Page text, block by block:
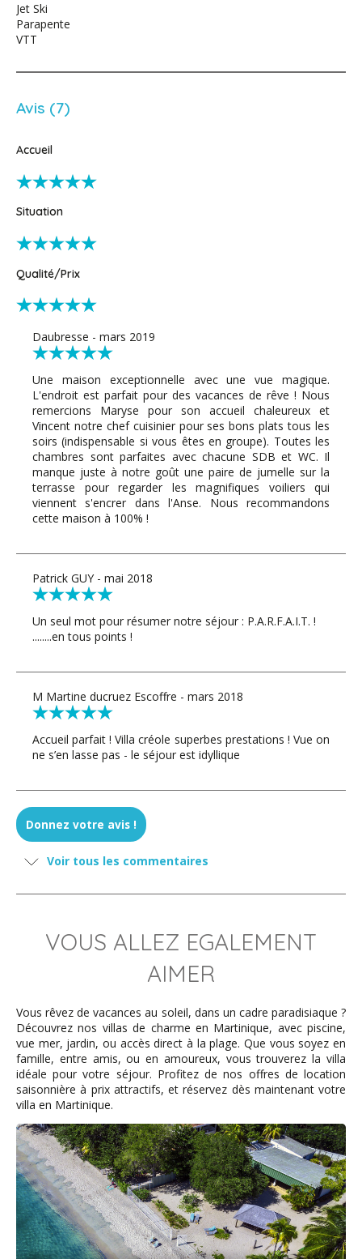
Jet Ski
Parapente
VTT
Avis (7)
Accueil
Situation
Qualité/Prix
Daubresse - mars 2019
Une maison exceptionnelle avec une vue magique.
L'endroit est parfait pour des vacances de rêve ! Nous
remercions Maryse pour son accueil chaleureux et
Vincent notre chef cuisinier pour ses bons plats tous les
soirs (indispensable si vous êtes en groupe). Toutes les
chambres sont parfaites avec chacune SDB et WC. Il
manque juste à notre goût une paire de jumelle sur la
terrasse pour regarder les magnifiques voiliers qui
viennent s'encrer dans l'Anse. Nous recommandons
cette maison à 100% !
Patrick GUY - mai 2018
Un seul mot pour résumer notre séjour : P.A.R.F.A.I.T. !
........en tous points !
M Martine ducruez Escoffre - mars 2018
Accueil parfait ! Villa créole superbes prestations ! Vue on
ne s’en lasse pas - le séjour est idyllique
GAILLARD - mars 2018
Villa de rêve, emplacement de rêve, vue sublime.
Vue remarquable, très belle maison créole, très bien
pour une tribu familiale de 12 personnes plus 1 bébé.
Le jardin est magnifique, le ponton privé très sympa et il
faut souligner le grand professionnalisme de Françoise;
notre hôtesse dont la disponibilité et l'amabilité sont très
appréciables, ainsi que les services rendus.
Un tout petit bémol, la plage est très proche mais la
cote pour remonter à la maison est très raide, pas facile
avec une poussette.
le principal c'est le cadre enchanteur et donc
l'emplacement remarquable.
Fabrice - avril 2017
Donnez votre avis !
Voir tous les commentaires
VOUS ALLEZ EGALEMENT
AIMER
Vous rêvez de vacances au soleil, dans un cadre paradisiaque ?
Découvrez nos villas de charme en Martinique, avec piscine,
vue mer, jardin, ou accès direct à la plage. Que vous soyez en
famille, entre amis, ou en amoureux, vous trouverez la villa
idéale pour votre séjour. Profitez de nos offres de location
saisonnière à prix attractifs, et réservez dès maintenant votre
villa en Martinique.